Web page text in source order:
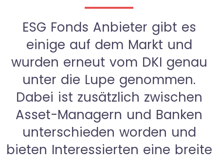
ESG Fonds Anbieter gibt es
einige auf dem Markt und
wurden erneut vom DKI genau
unter die Lupe genommen.
Dabei ist zusätzlich zwischen
Asset-Managern und Banken
unterschieden worden und
bieten Interessierten eine breite